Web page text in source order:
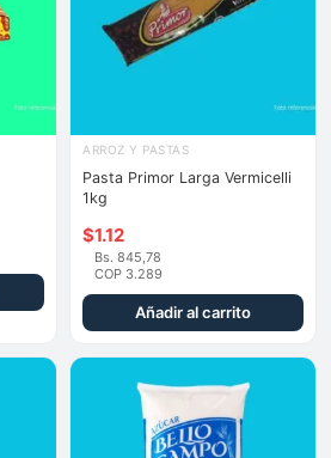
ARROZ Y PASTAS
Pasta Primor Larga Vermicelli
1kg
$1.12
Bs. 845,78
COP 3.289
Añadir al carrito